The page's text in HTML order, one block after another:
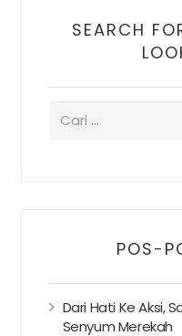
SEARCH
POS-
Dari Hati Ke Aksi,
Senyum Merekah